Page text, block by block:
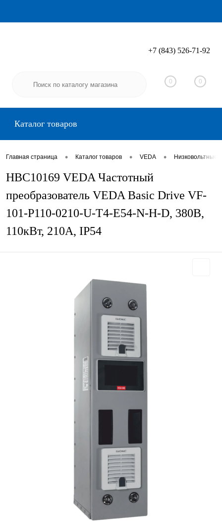
Вход Регистрация
+7 (843) 526-71-92
0 0
Каталог товаров
Главная страница • Каталог товаров • VEDA •
HBC10169 VEDA Частотный
преобразователь VEDA Basic Drive VF-
101-P110-0210-U-T4-E54-N-H-D, 380В,
110кВт, 210А, IP54